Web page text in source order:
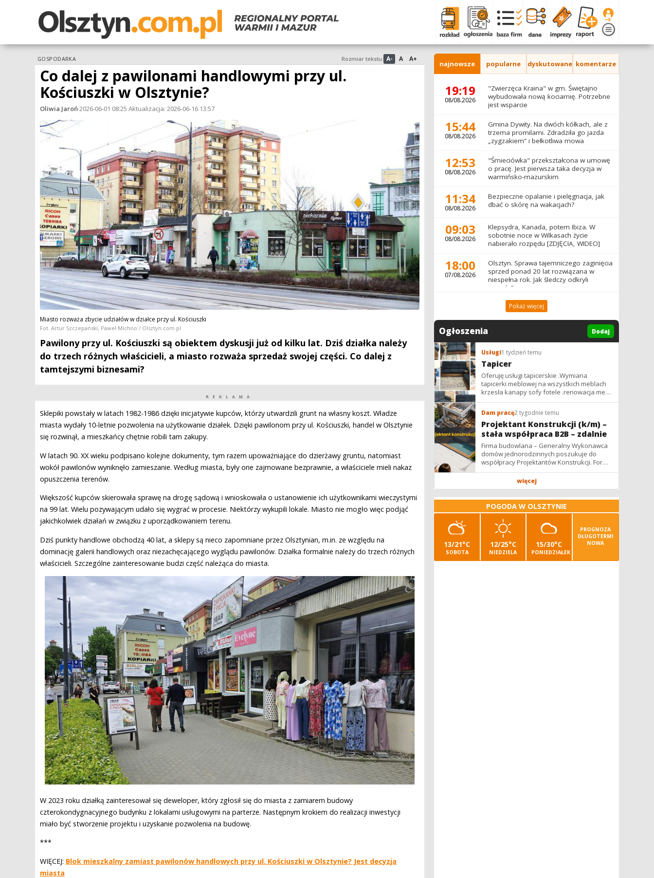
GOSPODARKA Rozmiar tekstu: A- A A+
Co dalej z pawilonami handlowymi przy ul.
Kościuszki w Olsztynie?
Oliwia Jaroń·2026-06-01 08:25·Aktualizacja: 2026-06-16 13:57
Miasto rozważa zbycie udziałów w działce przy ul. Kościuszki
Fot. Artur Szczepański, Paweł Michno / Olsztyn.com.pl
Pawilony przy ul. Kościuszki są obiektem dyskusji już od kilku lat. Dziś działka należy
do trzech różnych właścicieli, a miasto rozważa sprzedaż swojej części. Co dalej z
tamtejszymi biznesami?
REKLAMA
Sklepiki powstały w latach 1982-1986 dzięki inicjatywie kupców, którzy utwardzili grunt na własny koszt. Władze
miasta wydały 10-letnie pozwolenia na użytkowanie działek. Dzięki pawilonom przy ul. Kościuszki, handel w Olsztynie
się rozwinął, a mieszkańcy chętnie robili tam zakupy.
W latach 90. XX wieku podpisano kolejne dokumenty, tym razem upoważniające do dzierżawy gruntu, natomiast
wokół pawilonów wyniknęło zamieszanie. Według miasta, były one zajmowane bezprawnie, a właściciele mieli nakaz
opuszczenia terenów.
Większość kupców skierowała sprawę na drogę sądową i wnioskowała o ustanowienie ich użytkownikami wieczystymi
na 99 lat. Wielu pozywającym udało się wygrać w procesie. Niektórzy wykupili lokale. Miasto nie mogło więc podjąć
jakichkolwiek działań w związku z uporządkowaniem terenu.
Dziś punkty handlowe obchodzą 40 lat, a sklepy są nieco zapomniane przez Olsztynian, m.in. ze względu na
dominację galerii handlowych oraz niezachęcającego wyglądu pawilonów. Działka formalnie należy do trzech różnych
właścicieli. Szczególne zainteresowanie budzi część należąca do miasta.
W 2023 roku działką zainteresował się deweloper, który zgłosił się do miasta z zamiarem budowy
czterokondygnacyjnego budynku z lokalami usługowymi na parterze. Następnym krokiem do realizacji inwestycji
miało być stworzenie projektu i uzyskanie pozwolenia na budowę.
***
WIĘCEJ: Blok mieszkalny zamiast pawilonów handlowych przy ul. Kościuszki w Olsztynie? Jest decyzja
miasta
najnowsze popularne dyskutowane komentarze
19:19
08/08.2026
"Zwierzęca Kraina" w gm. Świętajno
wybudowała nową kociarnię. Potrzebne
jest wsparcie
15:44
08/08.2026
Gmina Dywity. Na dwóch kółkach, ale z
trzema promilami. Zdradziła go jazda
„zygzakiem” i bełkotliwa mowa
12:53
08/08.2026
"Śmieciówka" przekształcona w umowę
o pracę. Jest pierwsza taka decyzja w
warmińsko-mazurskim
11:34
08/08.2026
Bezpieczne opalanie i pielęgnacja, jak
dbać o skórę na wakacjach?
09:03
08/08.2026
Klepsydra, Kanada, potem Ibiza. W
sobotnie noce w Wilkasach życie
nabierało rozpędu [ZDJĘCIA, WIDEO]
18:00
07/08.2026
Olsztyn. Sprawa tajemniczego zaginięcia
sprzed ponad 20 lat rozwiązana w
niespełna rok. Jak śledczy odkryli
prawdę?
Pokaż więcej
Ogłoszenia Dodaj
Usługi1 tydzień temu
Tapicer
Oferuję usługi tapicerskie .Wymiana
tapicerki meblowej na wszystkich meblach
krzesła kanapy sofy fotele .renowacja mebli
vintage,PRL. glamur
Dam pracę2 tygodnie temu
Projektant Konstrukcji (k/m) –
stała współpraca B2B – zdalnie
Firma budowlana – Generalny Wykonawca
domów jednorodzinnych poszukuje do
współpracy Projektantów Konstrukcji. Forma
współpracy: B2B / podwykonawstwo –
więcej
POGODA W OLSZTYNIE
13/21°C
SOBOTA
12/25°C
NIEDZIELA
15/30°C
PONIEDZIAŁEK
PROGNOZA
DŁUGOTERMI
NOWA